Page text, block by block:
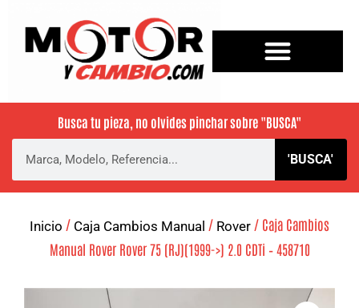
Busca tu pieza, no olvides pinchar sobre "BUSCA"
'BUSCA'
Inicio / Caja Cambios Manual / Rover / Caja Cambios
Manual Rover Rover 75 (RJ)(1999->) 2.0 CDTi – 458710